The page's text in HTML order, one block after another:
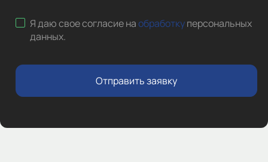
Я даю свое согласие наобработкуперсональных
данных.
Отправить заявку